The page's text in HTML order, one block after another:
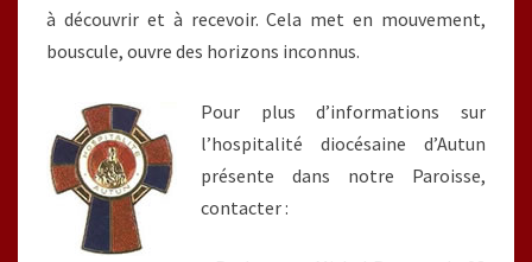
à découvrir et à recevoir. Cela met en mouvement,
bouscule, ouvre des horizons inconnus.
Pour plus d’informations sur
l’hospitalité diocésaine d’Autun
présente dans notre Paroisse,
contacter :